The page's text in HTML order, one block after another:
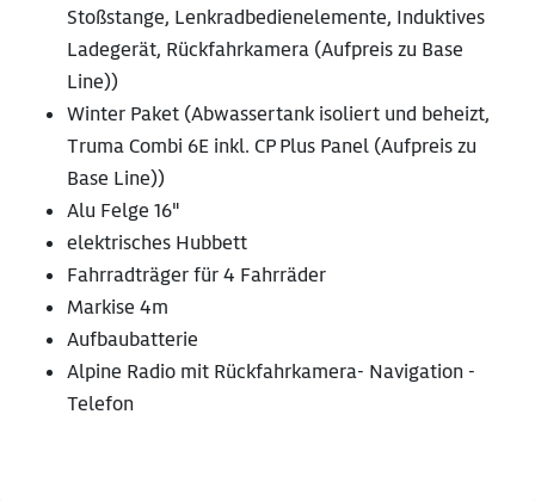
Stoßstange, Lenkradbedienelemente, Induktives
Ladegerät, Rückfahrkamera (Aufpreis zu Base
Line))
Winter Paket (Abwassertank isoliert und beheizt,
Truma Combi 6E inkl. CP Plus Panel (Aufpreis zu
Base Line))
Alu Felge 16"
elektrisches Hubbett
Fahrradträger für 4 Fahrräder
Markise 4m
Aufbaubatterie
Alpine Radio mit Rückfahrkamera- Navigation -
Telefon